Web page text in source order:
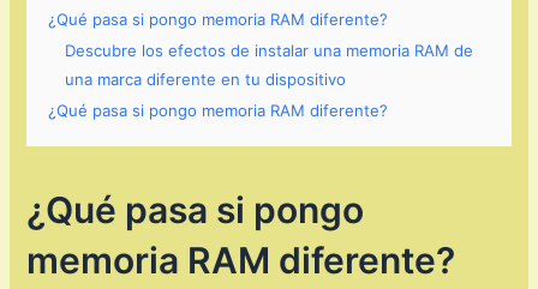
¿Qué pasa si pongo memoria RAM diferente?
Descubre los efectos de instalar una memoria RAM de
una marca diferente en tu dispositivo
¿Qué pasa si pongo memoria RAM diferente?
¿Qué pasa si pongo
memoria RAM diferente?